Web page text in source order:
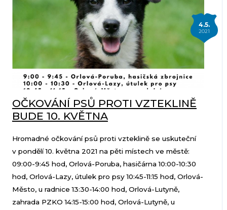
4.5.
2021
OČKOVÁNÍ PSŮ PROTI VZTEKLINĚ
BUDE 10. KVĚTNA
Hromadné očkování psů proti vzteklině se uskuteční
v pondělí 10. května 2021 na pěti místech ve městě:
09:00-9:45 hod, Orlová-Poruba, hasičárna 10:00-10:30
hod, Orlová-Lazy, útulek pro psy 10:45-11:15 hod, Orlová-
Město, u radnice 13:30-14:00 hod, Orlová-Lutyně,
zahrada PZKO 14:15-15:00 hod, Orlová-Lutyně, u